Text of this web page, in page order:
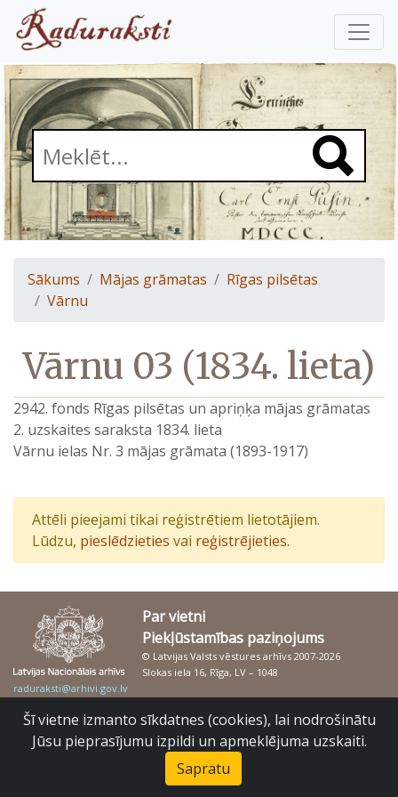
Sākums Mājas grāmatas
Rīgas pilsētas
Vārnu
Vārnu 03 (1834. lieta)
2942. fonds Rīgas pilsētas un apriņķa mājas grāmatas
2. uzskaites saraksta 1834. lieta
Vārnu ielas Nr. 3 mājas grāmata (1893-1917)
Attēli pieejami tikai reģistrētiem lietotājiem.
Lūdzu, pieslēdzieties vai reģistrējieties.
Par vietni
Piekļūstamības paziņojums
© Latvijas Valsts vēstures arhīvs 2007-2026
Slokas iela 16, Rīga, LV – 1048
raduraksti@arhivi.gov.lv
Šī vietne izmanto sīkdatnes (cookies), lai nodrošinātu
Jūsu pieprasījumu izpildi un apmeklējuma uzskaiti.
Sapratu